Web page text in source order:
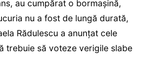
au cumpărat o bormașină,
nu a fost de lungă durată,
Rădulescu a anunțat cele
trebuie să voteze verigile slabe